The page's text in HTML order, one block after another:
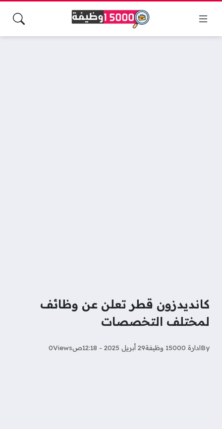
كانديدزون قطر تعلن عن وظائف
لمختلف التخصصات
Byادارة 15000 وظيفة 29 أبريل 2025 - 12:18ص Views
0